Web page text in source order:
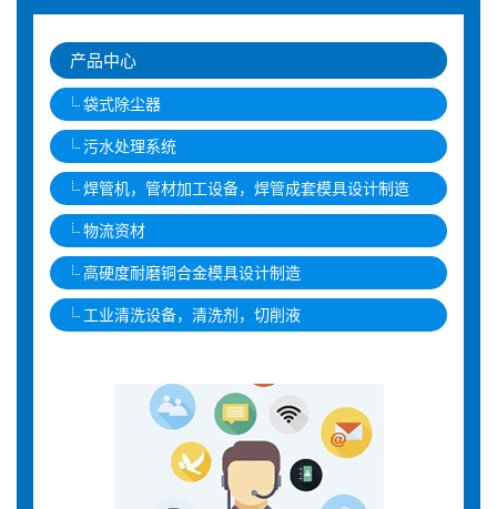
产品中心
袋式除尘器
污水处理系统
焊管机，管材加工设备，焊管成套模具设计制造
物流资材
高硬度耐磨铜合金模具设计制造
工业清洗设备，清洗剂，切削液